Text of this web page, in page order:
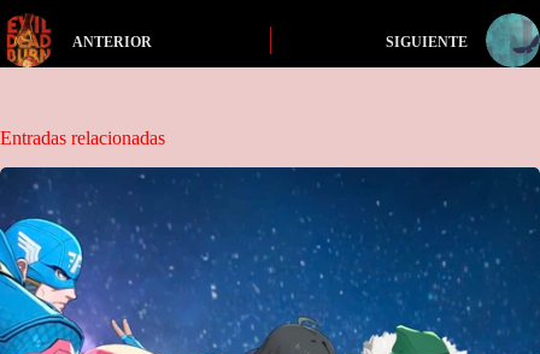
ANTERIOR SIGUIENTE
Entradas relacionadas